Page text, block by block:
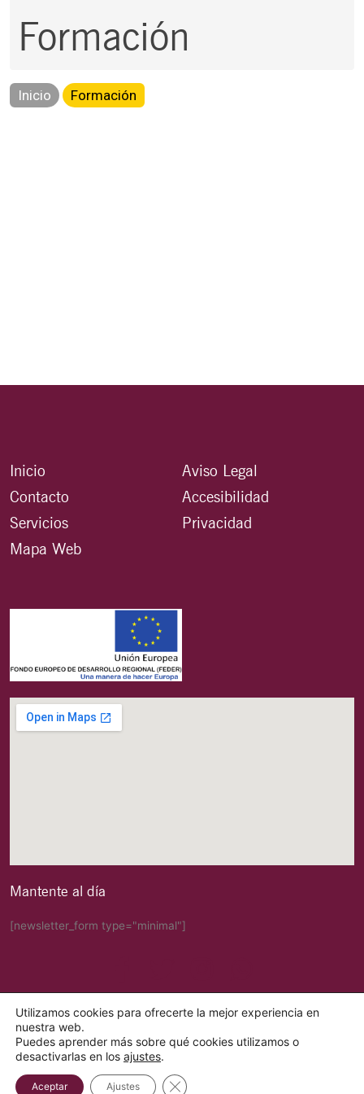
Formación
Inicio Formación
Inicio
Contacto
Servicios
Mapa Web
Aviso Legal
Accesibilidad
Privacidad
Mantente al día
[newsletter_form type="minimal"]
Copyright @ 2024 | Ayuntamiento de Valdepeñas
Utilizamos cookies para ofrecerte la mejor experiencia en
nuestra web.
Puedes aprender más sobre qué cookies utilizamos o
desactivarlas en los ajustes.
Aceptar Ajustes Cerrar el banner de cookies RGPD